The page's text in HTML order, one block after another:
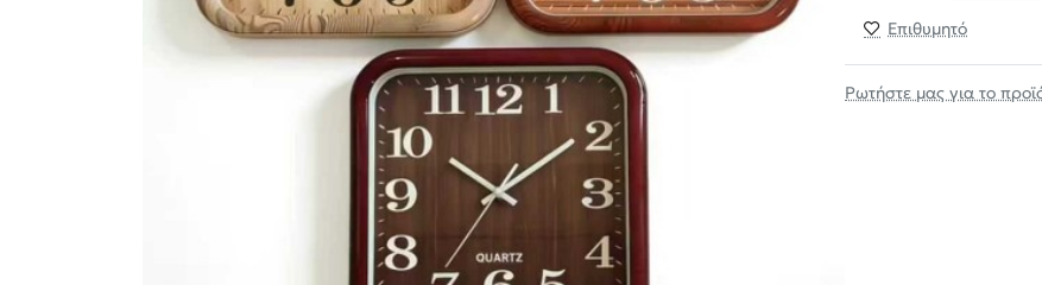
Επιθυμητό
Ρωτήστε μας για το